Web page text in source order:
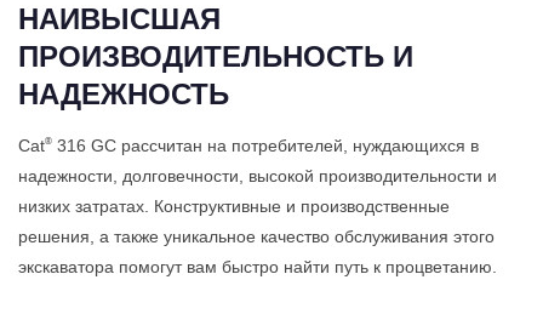
НАИВЫСШАЯ
ПРОИЗВОДИТЕЛЬНОСТЬ И
НАДЕЖНОСТЬ
Cat® 316 GC рассчитан на потребителей, нуждающихся в
надежности, долговечности, высокой производительности и
низких затратах. Конструктивные и производственные
решения, а также уникальное качество обслуживания этого
экскаватора помогут вам быстро найти путь к процветанию.